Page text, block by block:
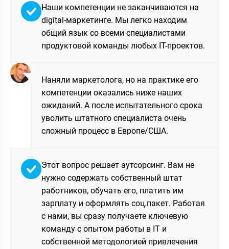
Наши компетенции не заканчиваются на
digital-маркетинге. Мы легко находим
общий язык со всеми специалистами
продуктовой команды любых IT-проектов.
Наняли маркетолога, но на практике его
компетенции оказались ниже наших
ожиданий. А после испытательного срока
уволить штатного специалиста очень
сложный процесс в Европе/США.
Этот вопрос решает аутсорсинг. Вам не
нужно содержать собственный штат
работников, обучать его, платить им
зарплату и оформлять соц.пакет. Работая
с нами, вы сразу получаете ключевую
команду с опытом работы в IT и
собственной методологией привлечения